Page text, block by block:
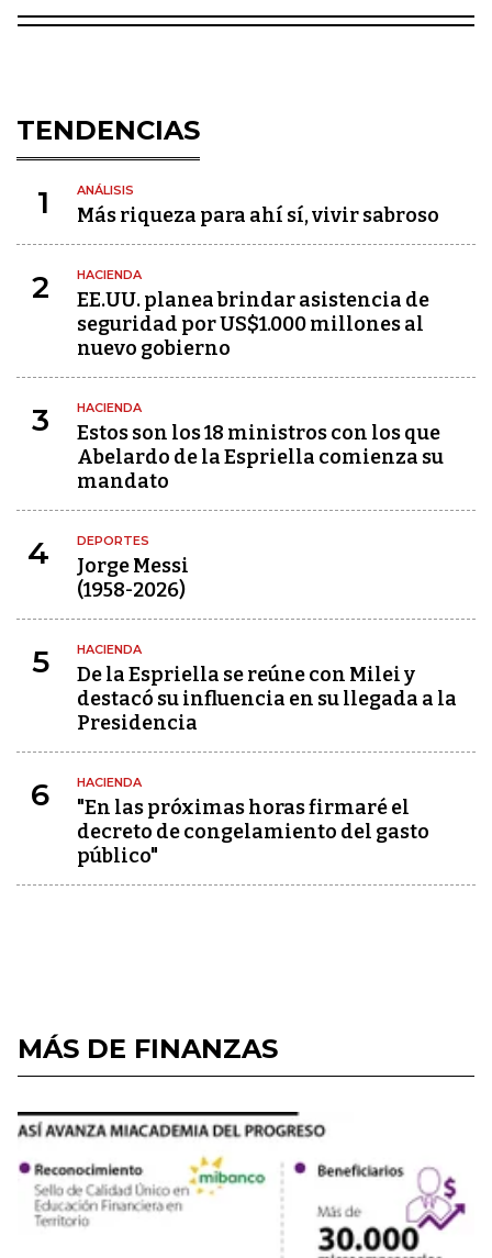
TENDENCIAS
1 ANÁLISIS
Más riqueza para ahí sí, vivir sabroso
2 HACIENDA
EE.UU. planea brindar asistencia de
seguridad por US$1.000 millones al
nuevo gobierno
3 HACIENDA
Estos son los 18 ministros con los que
Abelardo de la Espriella comienza su
mandato
4 DEPORTES
Jorge Messi
(1958-2026)
5 HACIENDA
De la Espriella se reúne con Milei y
destacó su influencia en su llegada a la
Presidencia
6 HACIENDA
"En las próximas horas firmaré el
decreto de congelamiento del gasto
público"
MÁS DE FINANZAS